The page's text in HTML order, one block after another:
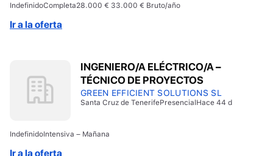
IndefinidoCompleta28.000 € 33.000 € Bruto/año
Ir a la oferta
INGENIERO/A ELÉCTRICO/A –
TÉCNICO DE PROYECTOS
GREEN EFFICIENT SOLUTIONS SL
Santa Cruz de TenerifePresencialHace 44 d
IndefinidoIntensiva – Mañana
Ir a la oferta